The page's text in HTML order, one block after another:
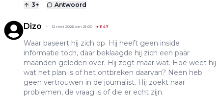
3+ Antwoord
Dizo 12 mei 2026 om 21:00 +1147
Waar baseert hij zich op. Hij heeft geen inside
informatie toch, daar beklaagde hij zich een paar
maanden geleden over. Hij zegt maar wat. Hoe weet hij
wat het plan is of het ontbreken daarvan? Neen heb
geen vertrouwen in de journalist. Hij zoekt naar
problemen, de vraag is of die er echt zijn.